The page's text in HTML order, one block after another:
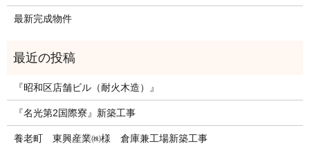
最新完成物件
『昭和区店舗ビル（耐火木造）』
『名光第2国際寮』新築工事
養老町 東興産業㈱様 倉庫兼工場新築工事